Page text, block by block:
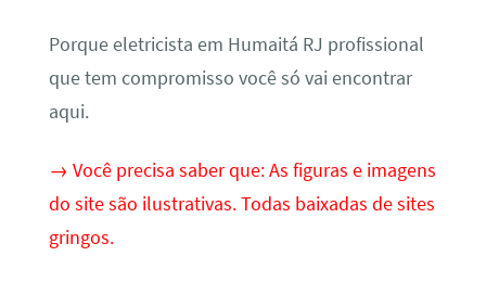
Porque eletricista em Humaitá RJ profissional
que tem compromisso você só vai encontrar
aqui.
→ Você precisa saber que: As figuras e imagens
do site são ilustrativas. Todas baixadas de sites
gringos.